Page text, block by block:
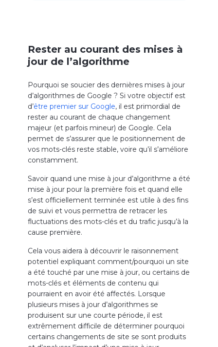
Rester au courant des mises à
jour de l’algorithme
Pourquoi se soucier des dernières mises à jour
d’algorithmes de Google ? Si votre objectif est
d’être premier sur Google, il est primordial de
rester au courant de chaque changement
majeur (et parfois mineur) de Google. Cela
permet de s’assurer que le positionnement de
vos mots-clés reste stable, voire qu’il s’améliore
constamment.
Savoir quand une mise à jour d’algorithme a été
mise à jour pour la première fois et quand elle
s’est officiellement terminée est utile à des fins
de suivi et vous permettra de retracer les
fluctuations des mots-clés et du trafic jusqu’à la
cause première.
Cela vous aidera à découvrir le raisonnement
potentiel expliquant comment/pourquoi un site
a été touché par une mise à jour, ou certains de
mots-clés et éléments de contenu qui
pourraient en avoir été affectés. Lorsque
plusieurs mises à jour d’algorithmes se
produisent sur une courte période, il est
extrêmement difficile de déterminer pourquoi
certains changements de site se sont produits